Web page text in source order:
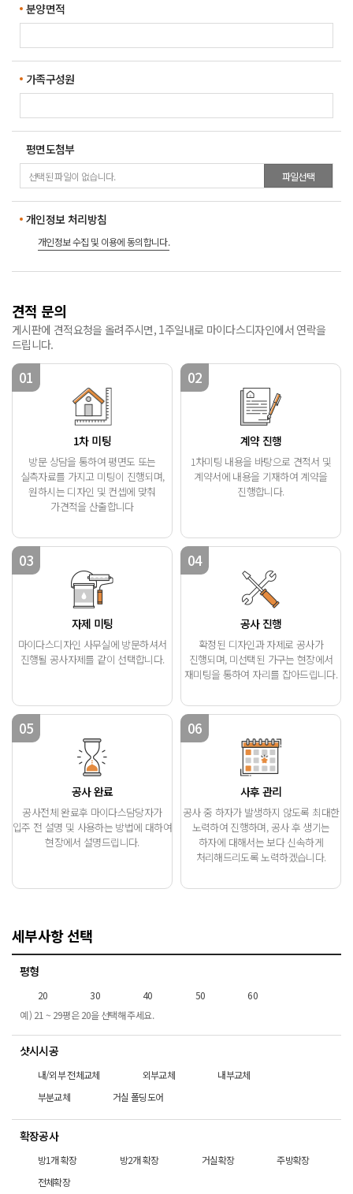
분양면적
가족구성원
평면도첨부
선택된 파일이 없습니다. 파일선택
개인정보처리방침
개인정보 수집 및 이용에 동의합니다.
견적 문의
게시판에 견적요청을 올려주시면, 1주일내로 마이다스디자인에서 연락을
드립니다.
01
1차 미팅
방문 상담을 통하여 평면도 또는
실측자료를 가지고 미팅이 진행되며,
원하시는 디자인 및 컨셉에 맞춰
가견적을 산출합니다
02
계약 진행
1차미팅 내용을 바탕으로 견적서 및
계약서에 내용을 기재하여 계약을
진행합니다.
03
자제 미팅
마이다스디자인 사무실에 방문하셔서
진행될 공사자제를 같이 선택합니다.
04
공사 진행
확정된 디자인과 자제로 공사가
진행되며, 미선택된 가구는 현장에서
재미팅을 통하여 자리를 잡아드립니다.
05
공사 완료
공사전체 완료후 마이다스담당자가
입주 전 설명 및 사용하는 방법에 대하여
현장에서 설명드립니다.
06
사후 관리
공사 중 하자가 발생하지 않도록 최대한
노력하여 진행하며, 공사 후 생기는
하자에 대해서는 보다 신속하게
처리해드리도록 노력하겠습니다.
세부사항 선택
평형
20 30 40 50
60
예 ) 21 ~ 29평은 20을 선택해 주세요.
샷시시공
내/외부 전체교체 외부교체
내부교체
부분교체
거실 폴딩도어
확장공사
방1개 확장 방2개 확장 거실확장
주방확장
전체확장